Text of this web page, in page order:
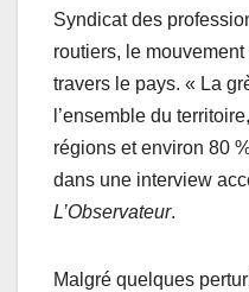
Syndicat des
routiers, le
travers le pays. « La
l’ensemble du
régions et environ 80
dans une interview
L’Observateur.
Malgré quelques